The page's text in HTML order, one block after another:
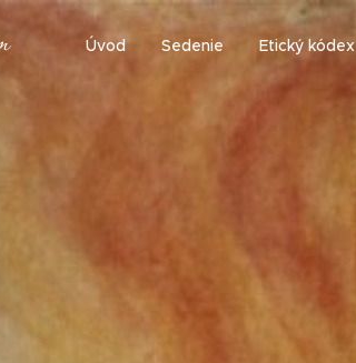
Úvod Sedenie Etický kódex